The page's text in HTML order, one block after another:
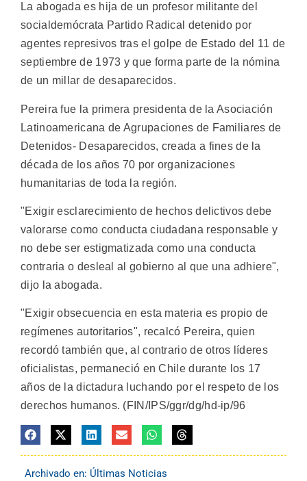
La abogada es hija de un profesor militante del
socialdemócrata Partido Radical detenido por
agentes represivos tras el golpe de Estado del 11 de
septiembre de 1973 y que forma parte de la nómina
de un millar de desaparecidos.
Pereira fue la primera presidenta de la Asociación
Latinoamericana de Agrupaciones de Familiares de
Detenidos- Desaparecidos, creada a fines de la
década de los años 70 por organizaciones
humanitarias de toda la región.
"Exigir esclarecimiento de hechos delictivos debe
valorarse como conducta ciudadana responsable y
no debe ser estigmatizada como una conducta
contraria o desleal al gobierno al que una adhiere",
dijo la abogada.
"Exigir obsecuencia en esta materia es propio de
regímenes autoritarios", recalcó Pereira, quien
recordó también que, al contrario de otros líderes
oficialistas, permaneció en Chile durante los 17
años de la dictadura luchando por el respeto de los
derechos humanos. (FIN/IPS/ggr/dg/hd-ip/96
Archivado en: Últimas Noticias